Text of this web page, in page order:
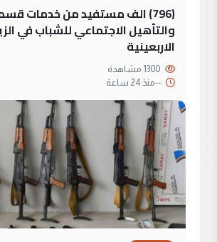
(796) الف مستفيد من خدمات
والتأهيل الاجتماعي للشباب في
الاربعينية
--منذ 24 ساعة